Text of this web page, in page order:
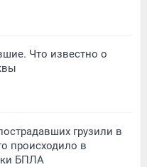
Что известно о
грузили в
происходило в
БПЛА